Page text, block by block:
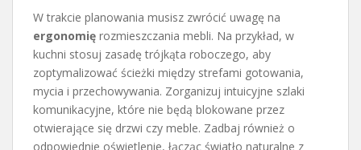
W trakcie planowania musisz zwrócić uwagę na
ergonomię rozmieszczania mebli. Na przykład, w
kuchni stosuj zasadę trójkąta roboczego, aby
zoptymalizować ścieżki między strefami gotowania,
mycia i przechowywania. Zorganizuj intuicyjne szlaki
komunikacyjne, które nie będą blokowane przez
otwierające się drzwi czy meble. Zadbaj również o
odpowiednie oświetlenie, łącząc światło naturalne z